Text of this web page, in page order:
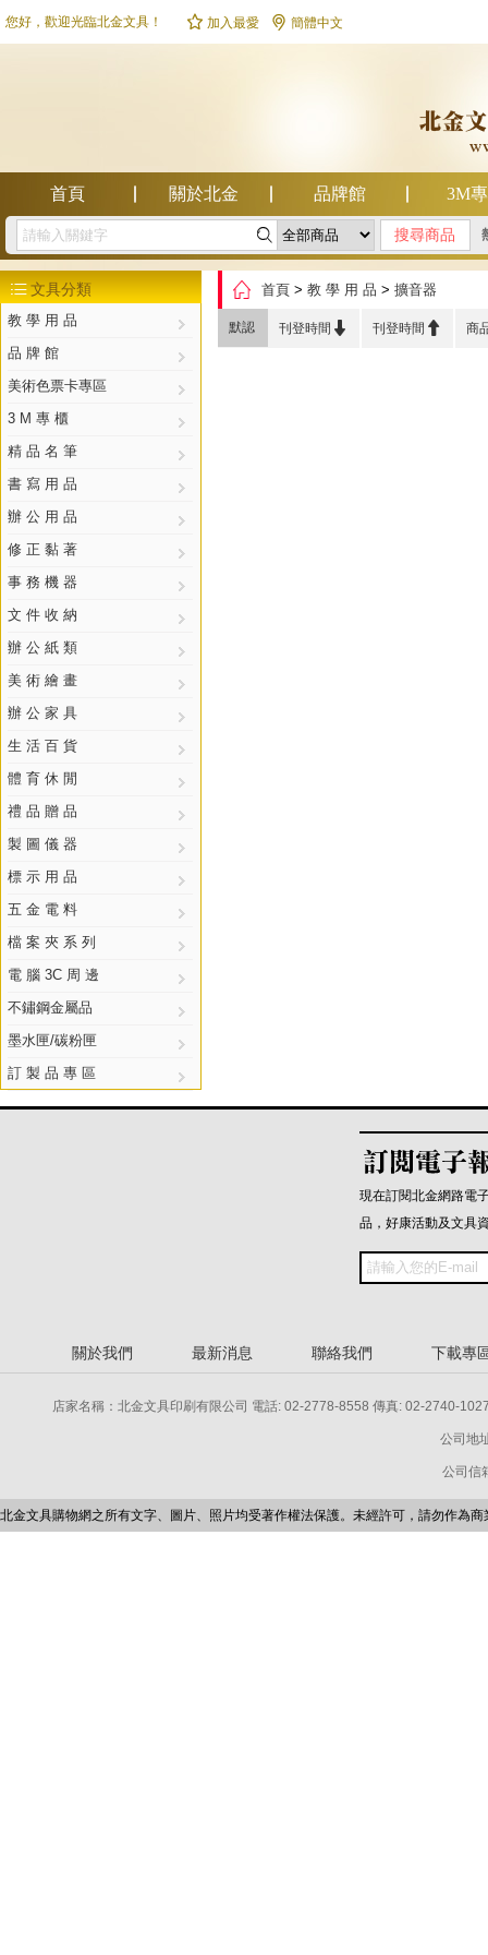
您好，歡迎光臨北金文具！  加入最愛  簡體中文
首頁 關於北金 品牌館 3M
幫助中心 
文具分類
教 學 用 品
品 牌 館
美術色票卡專區
3 M 專 櫃
精 品 名 筆
書 寫 用 品
辦 公 用 品
修 正 黏 著
事 務 機 器
文 件 收 納
辦 公 紙 類
美 術 繪 畫
辦 公 家 具
生 活 百 貨
體 育 休 閒
禮 品 贈 品
製 圖 儀 器
標 示 用 品
五 金 電 料
檔 案 夾 系 列
電 腦 3C 周 邊
不鏽鋼金屬品
墨水匣/碳粉匣
訂 製 品 專 區
 首頁 > 教 學 用 品 > 擴音器
默認 刊登時間  刊登時間  商
現在訂閱北金網路電
品，好康活動及文具
關於我們 最新消息 聯絡我們 下載專
店家名稱：北金文具印刷有限公司 電話: 02-2778-8558 傳真: 02-2740-
公司地
公司信
北金文具購物網之所有文字、圖片、照片均受著作權法保護。未經許可，請勿作為商